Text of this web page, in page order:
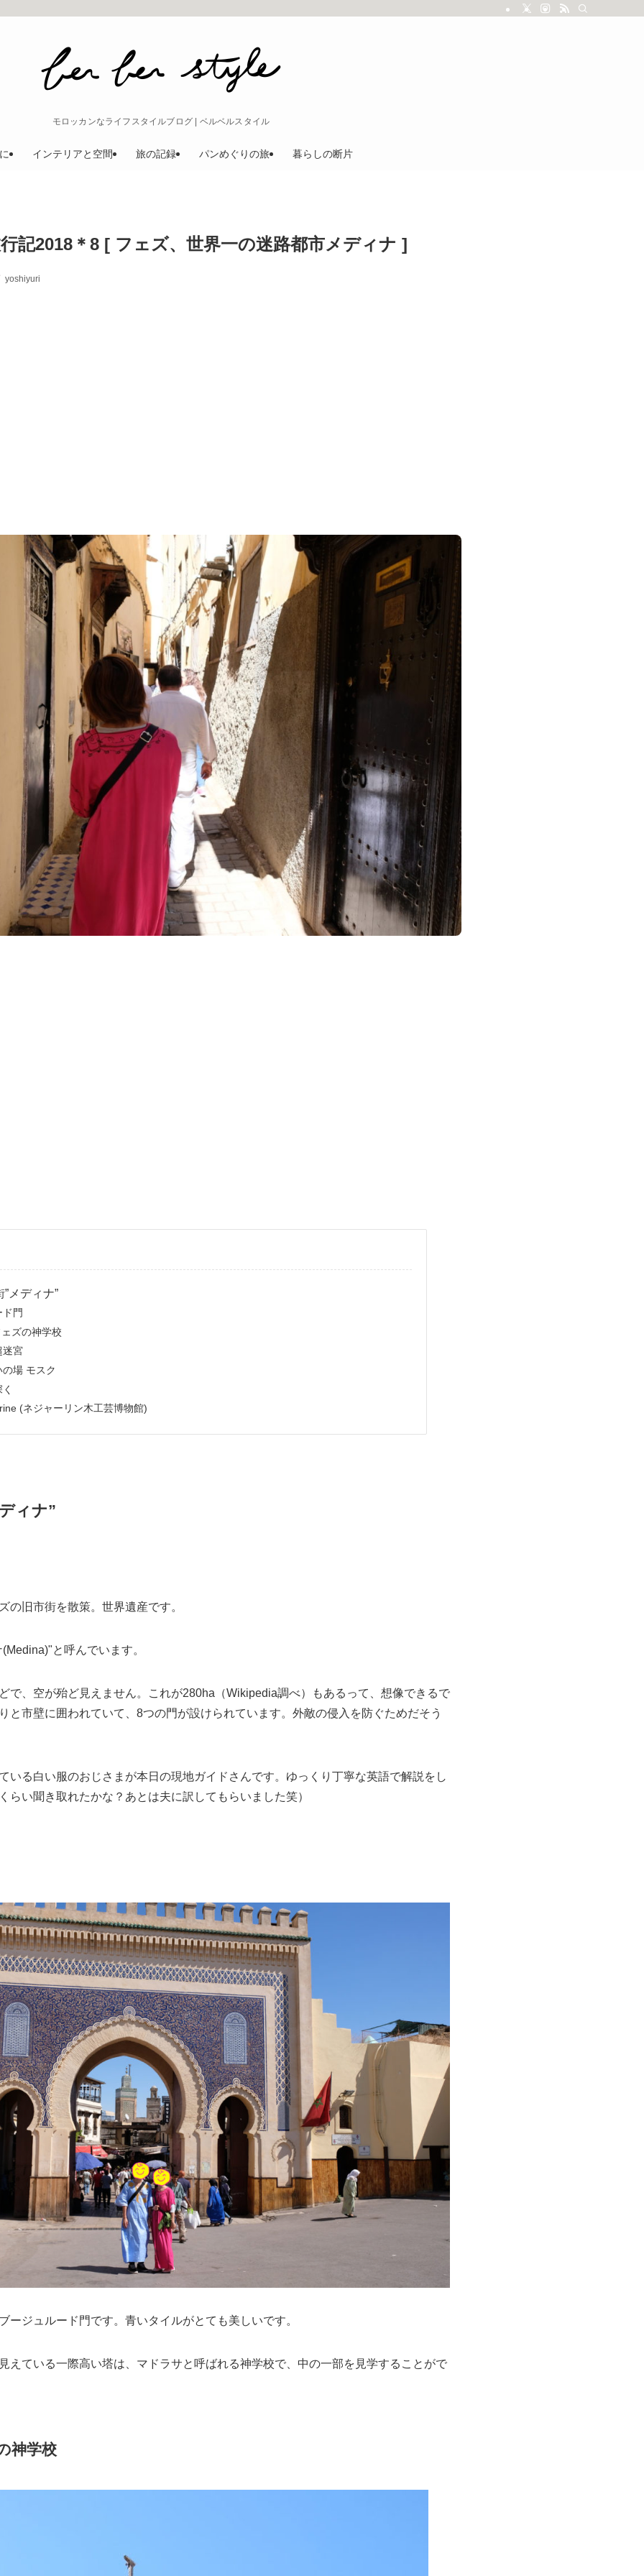
モロッカンなライフスタイルブログ | ベルベルスタイル
インテリアと空間 旅の記録 パンめぐりの旅 暮らしの断片
記2018＊8 [ フェズ、世界一の迷路都市メディナ ]
yoshiyuri
メディナ”
門
ズの神学校
迷宮
場 モスク
(ネジャーリン木工芸博物館)
ィナ”
の旧市街を散策。世界遺産です。
と呼んでいます。
で、空が殆ど見えません。これが280ha（Wikipedia調べ）もあるって、想像できるで
と市壁に囲われていて、8つの門が設けられています。外敵の侵入を防ぐためだそう
いる白い服のおじさまが本日の現地ガイドさんです。ゆっくり丁寧な英語で解説をし
らい聞き取れたかな？あとは夫に訳してもらいました笑）
ージュルード門です。青いタイルがとても美しいです。
えている一際高い塔は、マドラサと呼ばれる神学校で、中の一部を見学することがで
神学校